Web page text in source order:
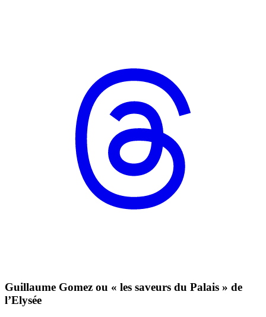
Guillaume Gomez ou « les saveurs du Palais » de
l’Elysée